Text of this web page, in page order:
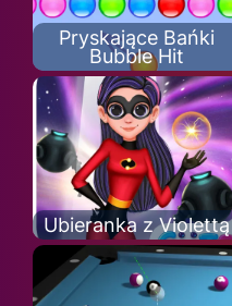
Pryskające Bańki
Bubble Hit
Ubieranka z Violettą